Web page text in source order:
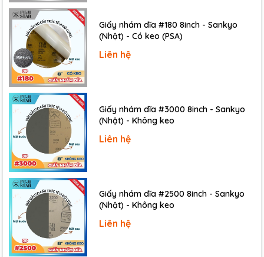
Giấy nhám dĩa #180 8inch - Sankyo
(Nhật) - Có keo (PSA)
Liên hệ
Giấy nhám dĩa #3000 8inch - Sankyo
(Nhật) - Không keo
Liên hệ
Giấy nhám dĩa #2500 8inch - Sankyo
(Nhật) - Không keo
Liên hệ